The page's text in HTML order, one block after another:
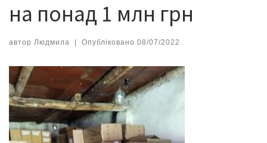
на понад 1 млн грн
автор Людмила Опубліковано 08/07/2022